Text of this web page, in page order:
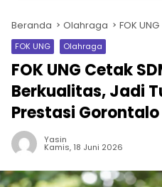
Beranda Olahraga FOK UNG
FOK UNG Olahraga
FOK UNG Cetak
Berkualitas, Jadi
Prestasi Gorontalo
Yasin
Kamis, 18 Juni 2026